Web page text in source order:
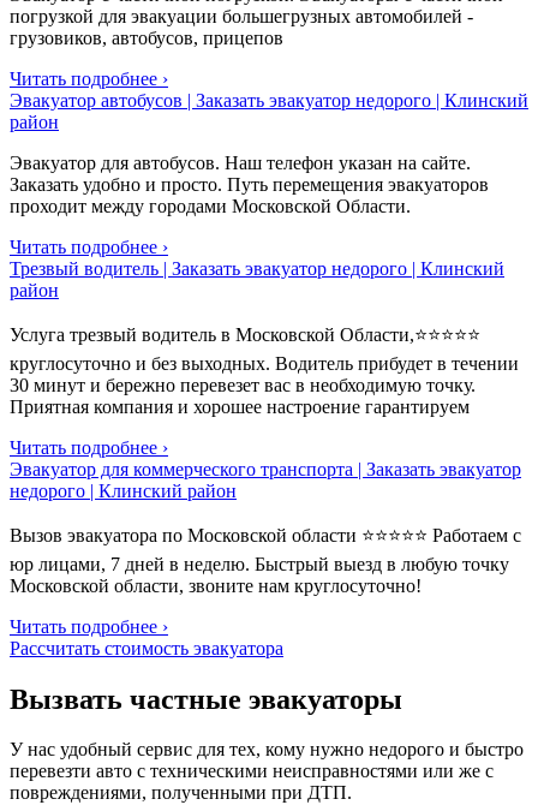
погрузкой для эвакуации большегрузных автомобилей -
грузовиков, автобусов, прицепов
Читать подробнее ›
Эвакуатор автобусов | Заказать эвакуатор недорого | Клинский
район
Эвакуатор для автобусов. Наш телефон указан на сайте.
Заказать удобно и просто. Путь перемещения эвакуаторов
проходит между городами Московской Области.
Читать подробнее ›
Трезвый водитель | Заказать эвакуатор недорого | Клинский
район
Услуга трезвый водитель в Московской Области,⭐⭐⭐⭐⭐
круглосуточно и без выходных. Водитель прибудет в течении
30 минут и бережно перевезет вас в необходимую точку.
Приятная компания и хорошее настроение гарантируем
Читать подробнее ›
Эвакуатор для коммерческого транспорта | Заказать эвакуатор
недорого | Клинский район
Вызов эвакуатора по Московской области ⭐⭐⭐⭐⭐ Работаем с
юр лицами, 7 дней в неделю. Быстрый выезд в любую точку
Московской области, звоните нам круглосуточно!
Читать подробнее ›
Рассчитать стоимость эвакуатора
Вызвать частные эвакуаторы
У нас удобный сервис для тех, кому нужно недорого и быстро
перевезти авто с техническими неисправностями или же с
повреждениями, полученными при ДТП.